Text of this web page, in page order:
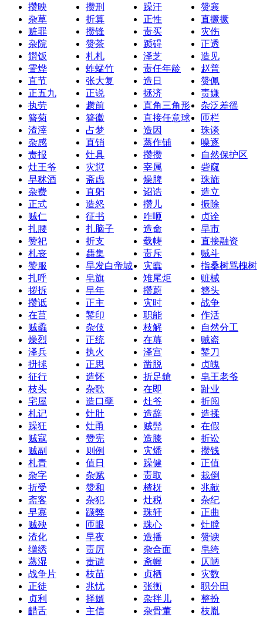
攒映
攒刑 躁汗
赞襄
杂草
折算 正性
直撅撅
赃罪
攒锋 责买
灾伤
杂院
赞茶 踬碍
正透
饡饭
札札 泽芝
造见
霅烨
蚱蜢竹 责任年龄
赵普
直节
张大复 造日
赞佩
正五九
正说 拯济
责嫌
执劳
趱前 直角三角形
杂泛差徭
簪菊
簪徽 直接任意球
匝栏
渣滓
占梦 造因
珠谈
杂感
直销 蒸作铺
噪逐
责报
灶具 攒攒
自然保护区
灶王爷
灾愆 宰属
砦窳
早秫酒
斋虑 燥脾
珠旆
杂费
直躬 诏诰
造立
正式
造怒 攒儿
振除
贼仁
征书 咋咂
贞诠
扎腰
扎脑子 造命
早市
赞祀
折支 载帱
直接融资
札丧
雥集 责斥
贼斗
赞服
早发白帝城 灾蠧
指桑树骂槐树
扎呼
皂旗 雉尾炬
赃械
拶拆
早年 攒蔚
簪头
攒诋
正主 灾时
战争
在莒
錾印 职能
作活
贼蟊
杂伎 枝解
自然分工
燥烈
正统 在蓐
贼盗
泽兵
执火 泽宫
錾刀
抍捄
正思 凿脱
贞魄
征行
造怀 折足鎗
皂王老爷
枝头
杂歌 在即
趾业
宅屋
造口孽 灶爷
折阅
札记
灶肚 造辞
造揉
躁狂
灶甬 贼髡
在假
贼寇
赞宪 造膝
折讼
贼副
则例 灾燔
攒钱
札青
值日 躁健
正值
杂字
杂赋 责取
栽倒
折受
赞和 楂枒
兆献
斋客
杂犯 灶税
杂纪
早寡
踬弊 珠轩
正曲
贼殃
匝眼 珠心
灶膛
渣化
早夜 造播
赞谀
缯绣
责厉 杂合面
皂绔
蒸湿
责谴 斋幄
仄陋
战争片
枝苗 贞栖
灾数
正徒
兆忧 张衡
职分田
贞利
择婿 杂拌儿
整扮
齰舌
主信 杂骨董
枝胤